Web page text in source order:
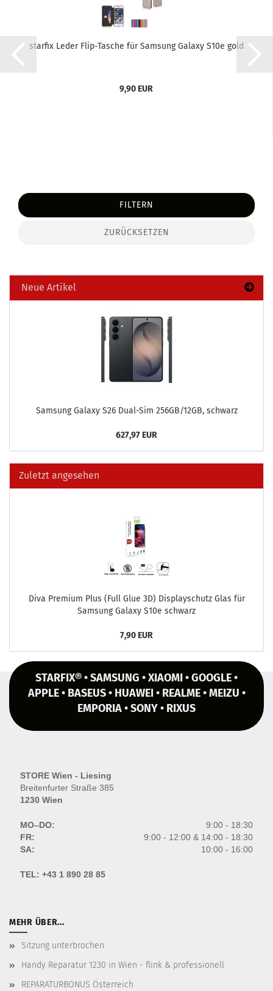
star­fix Leder Flip-​Ta­sche für Sam­sung Ga­la­xy S10e gold
9,90 EUR
FILTERN
ZURÜCKSETZEN
Neue Artikel
Sam­sung Ga­la­xy S26 Dual-​Sim 256GB/12GB, schwarz
627,97 EUR
Zuletzt angesehen
Diva Pre­mi­um Plus (Full Glue 3D) Dis­play­schutz Glas für
Sam­sung Ga­la­xy S10e schwarz
7,90 EUR
STARFIX® • SAMSUNG • XIAOMI • GOOGLE •
APPLE • BASEUS • HUAWEI • REALME • MEIZU •
EMPORIA • SONY • RIXUS
STORE Wien - Liesing
Breitenfurter Straße 385
1230 Wien
MO–DO:
9:00 - 18:30
FR:
9:00 - 12:00 & 14:00 - 18:30
SA:
10:00 - 16:00
TEL: +43 1 890 28 85
MEHR ÜBER...
Sitzung unterbrochen
Handy Reparatur 1230 in Wien - flink & professionell
REPARATURBONUS Österreich